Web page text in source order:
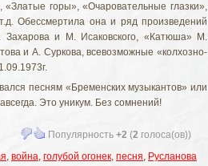
горы», «Очаровательные глазки»,
Обессмертила она и ряд произведений
Захарова и М. Исаковского, «Катюша» М.
и А. Суркова, всевозможные «колхозно-
песням «Бременских музыкантов» или
Это уникум. Без сомнений!
Популярность +2 (2 голоса(ов))
, война, голубой огонек, песня, Русланова